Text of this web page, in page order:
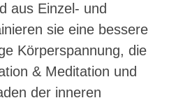
aus Einzel- und
sie eine bessere
Körperspannung, die
& Meditation und
der inneren